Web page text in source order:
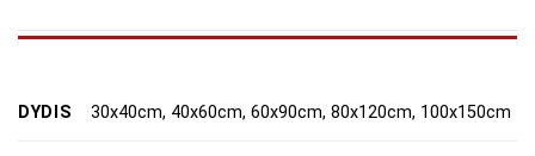
DYDIS 30x40cm, 40x60cm, 60x90cm, 80x120cm, 100x150cm